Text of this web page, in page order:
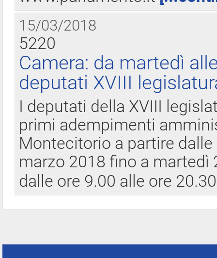
15/03/2018
5220
Camera: da martedì
deputati XVIII
I deputati della XVIII
primi adempimenti
Montecitorio a partire
marzo 2018 fino a
dalle ore 9.00 alle ore